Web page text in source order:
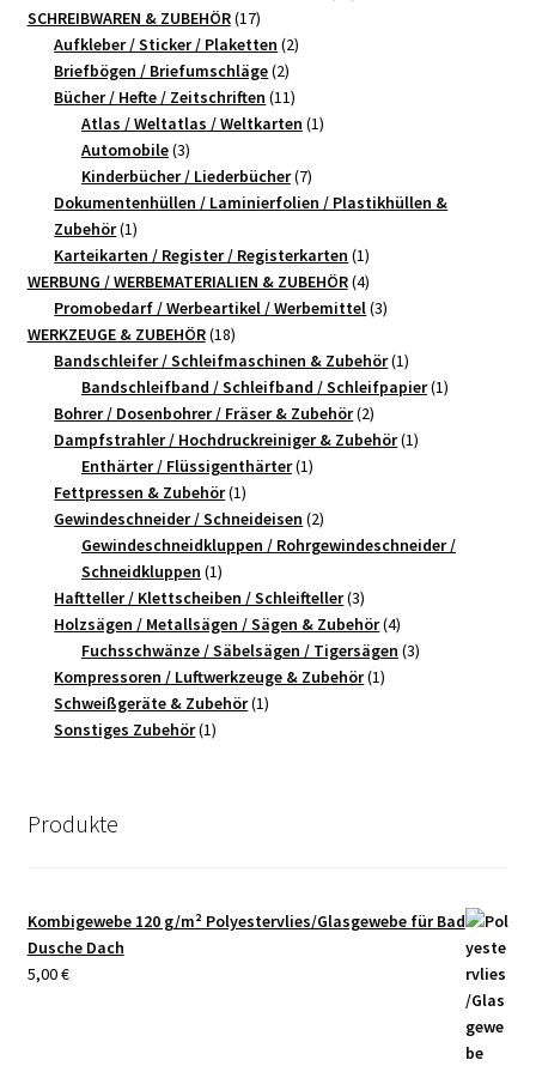
SCHREIBWAREN & ZUBEHÖR 1717
Produkte
Aufkleber / Sticker / Plaketten 22
Briefbögen / Briefumschläge 22
Produkte
Bücher / Hefte / Zeitschriften 1111
Produkte
Atlas / Weltatlas / Weltkarten 11
Automobile 33
Produkte
Kinderbücher / Liederbücher 77
Produkte
Dokumentenhüllen / Laminierfolien / Plastikhüllen &
Zubehör 11
Produkt
Karteikarten / Register / Registerkarten 11
Produkt
WERBUNG / WERBEMATERIALIEN & ZUBEHÖR 44
Produkte
Promobedarf / Werbeartikel / Werbemittel 33
WERKZEUGE & ZUBEHÖR 1818
Produkte
Bandschleifer / Schleifmaschinen & Zubehör 11
Produkt
Bandschleifband / Schleifband / Schleifpapier 11
Bohrer / Dosenbohrer / Fräser & Zubehör 22
Produkte
Dampfstrahler / Hochdruckreiniger & Zubehör 11
Enthärter / Flüssigenthärter 11
Fettpressen & Zubehör 11
Produkt
Gewindeschneider / Schneideisen 22
Produkte
Gewindeschneidkluppen / Rohrgewindeschneider /
Schneidkluppen 11
Produkt
Haftteller / Klettscheiben / Schleifteller 33
Produkte
Holzsägen / Metallsägen / Sägen & Zubehör 44
Produkte
Fuchsschwänze / Säbelsägen / Tigersägen 33
Kompressoren / Luftwerkzeuge & Zubehör 11
Schweißgeräte & Zubehör 11
Sonstiges Zubehör 11
Produkte
Kombigewebe 120 g/m² Polyestervlies/Glasgewebe für Bad
Dusche Dach
5,00€